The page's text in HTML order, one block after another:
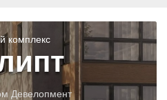
комплекс
Девелопмент